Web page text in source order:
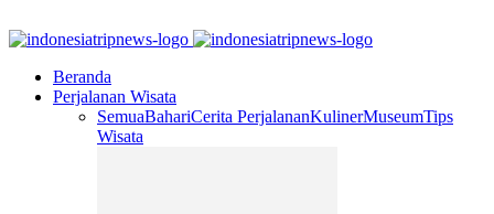
Beranda
Perjalanan Wisata
SemuaBahariCerita PerjalananKulinerMuseumTips
Wisata